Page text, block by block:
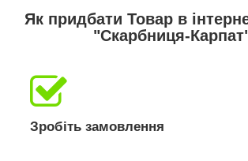
Як придбати Товар в
"Скарбниця-
Зробіть замовлення